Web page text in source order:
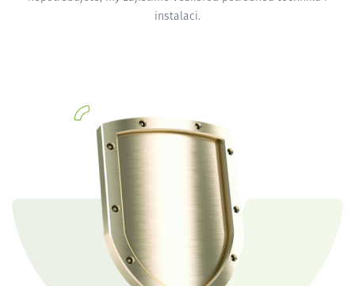
instalaci.